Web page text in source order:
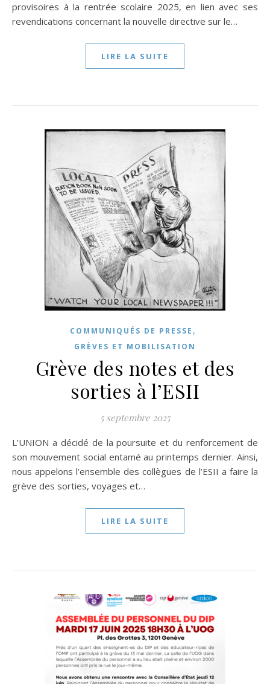
provisoires à la rentrée scolaire 2025, en lien avec ses
revendications concernant la nouvelle directive sur le…
LIRE LA SUITE
COMMUNIQUÉS DE PRESSE ,
GRÈVES ET MOBILISATION
Grève des notes et des
sorties à l’ESII
5 septembre 2025
L’UNION a décidé de la poursuite et du renforcement de
son mouvement social entamé au printemps dernier. Ainsi,
nous appelons l’ensemble des collègues de l’ESII a faire la
grève des sorties, voyages et…
LIRE LA SUITE